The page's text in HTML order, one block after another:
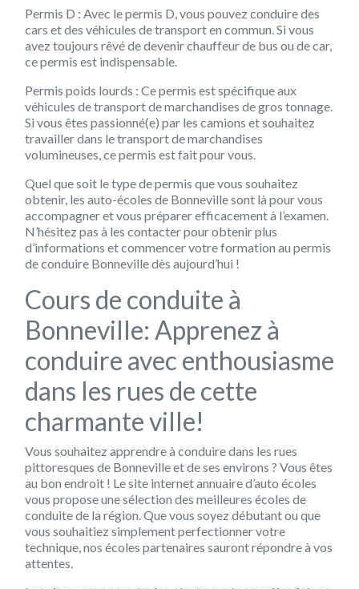
Permis D : Avec le permis D, vous pouvez conduire des
cars et des véhicules de transport en commun. Si vous
avez toujours rêvé de devenir chauffeur de bus ou de car,
ce permis est indispensable.
Permis poids lourds : Ce permis est spécifique aux
véhicules de transport de marchandises de gros tonnage.
Si vous êtes passionné(e) par les camions et souhaitez
travailler dans le transport de marchandises
volumineuses, ce permis est fait pour vous.
Quel que soit le type de permis que vous souhaitez
obtenir, les auto-écoles de Bonneville sont là pour vous
accompagner et vous préparer efficacement à l’examen.
N’hésitez pas à les contacter pour obtenir plus
d’informations et commencer votre formation au permis
de conduire Bonneville dès aujourd’hui !
Cours de conduite à
Bonneville: Apprenez à
conduire avec enthousiasme
dans les rues de cette
charmante ville!
Vous souhaitez apprendre à conduire dans les rues
pittoresques de Bonneville et de ses environs ? Vous êtes
au bon endroit ! Le site internet annuaire d’auto écoles
vous propose une sélection des meilleures écoles de
conduite de la région. Que vous soyez débutant ou que
vous souhaitiez simplement perfectionner votre
technique, nos écoles partenaires sauront répondre à vos
attentes.